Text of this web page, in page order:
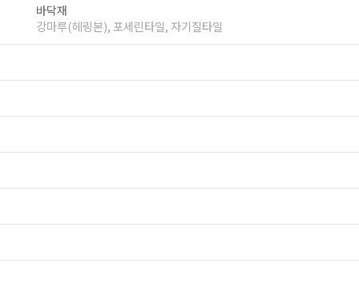
바닥재
강마루(헤링본), 포세린타일, 자기질타일